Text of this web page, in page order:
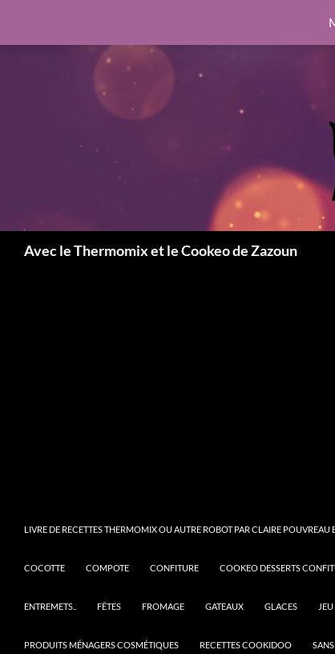
au
Avec le Thermomix et le Cookeo de Zazoun
LIVRE DE RECETTES THERMOMIX OU AUTRE ROBOT PAR CLAIRE
COCOTTE COMPOTE CONFITURE COOKEO DESSERTS
ENTREMETS.. FÊTES FROMAGE GATEAUX GLACES
PRODUITS MÉNAGERS COSMÉTIQUES RECETTES COOKIDOO